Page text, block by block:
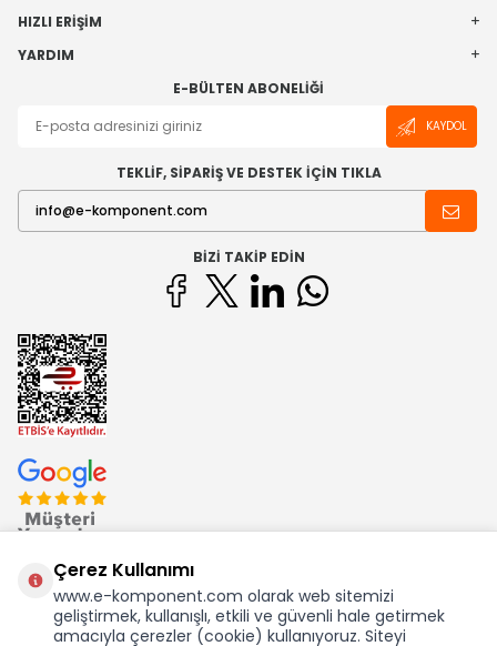
HIZLI ERIŞIM
YARDIM
E-BÜLTEN ABONELIĞI
KAYDOL
TEKLİF, SİPARİŞ VE DESTEK İÇİN TIKLA
BIZI TAKIP EDIN
Ekom Elk. Elektronik San. ve Tic. A.Ş.'nin Tescilli Bir Markasıdır
Çerez Kullanımı
www.e-komponent.com olarak web sitemizi
geliştirmek, kullanışlı, etkili ve güvenli hale getirmek
amacıyla çerezler (cookie) kullanıyoruz. Siteyi